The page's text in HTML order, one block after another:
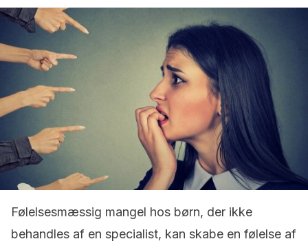
Følelsesmæssig mangel hos børn, der ikke
behandles af en specialist, kan skabe en følelse af